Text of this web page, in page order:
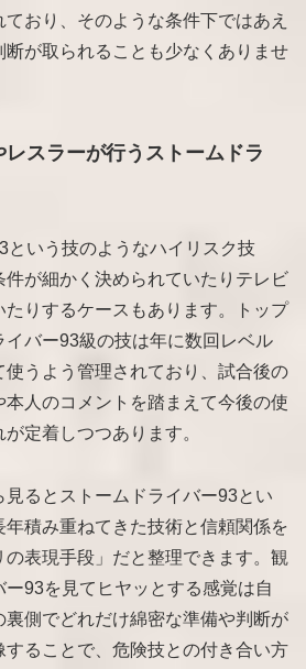
おり、そのような条件下ではあえ
断が取られることも少なくありませ
スラーが行うストームドラ
という技のようなハイリスク技
件が細かく決められていたりテレビ
たりするケースもあります。トップ
イバー93級の技は年に数回レベル
うよう管理されており、試合後の
本人のコメントを踏まえて今後の使
定着しつつあります。
見るとストームドライバー93とい
年積み重ねてきた技術と信頼関係を
表現手段」だと整理できます。観
93を見てヒヤッとする感覚は自
側でどれだけ綿密な準備や判断が
ることで、危険技との付き合い方